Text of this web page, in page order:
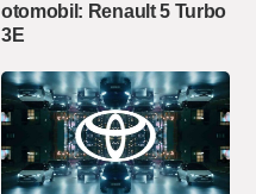
otomobil: Renault 5 Turbo
3E